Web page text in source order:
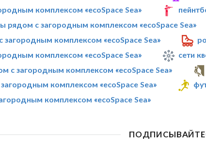
комплексом «ecoSpace Sea»
рядом с загородным комплексом «ecoSpace Sea»
загородным комплексом «ecoSpace Sea»
комплексом «ecoSpace Sea»
сети
с загородным комплексом «ecoSpace Sea»
комплексом «ecoSpace Sea»
комплексом «ecoSpace Sea»